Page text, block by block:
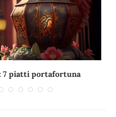
7 piatti portafortuna